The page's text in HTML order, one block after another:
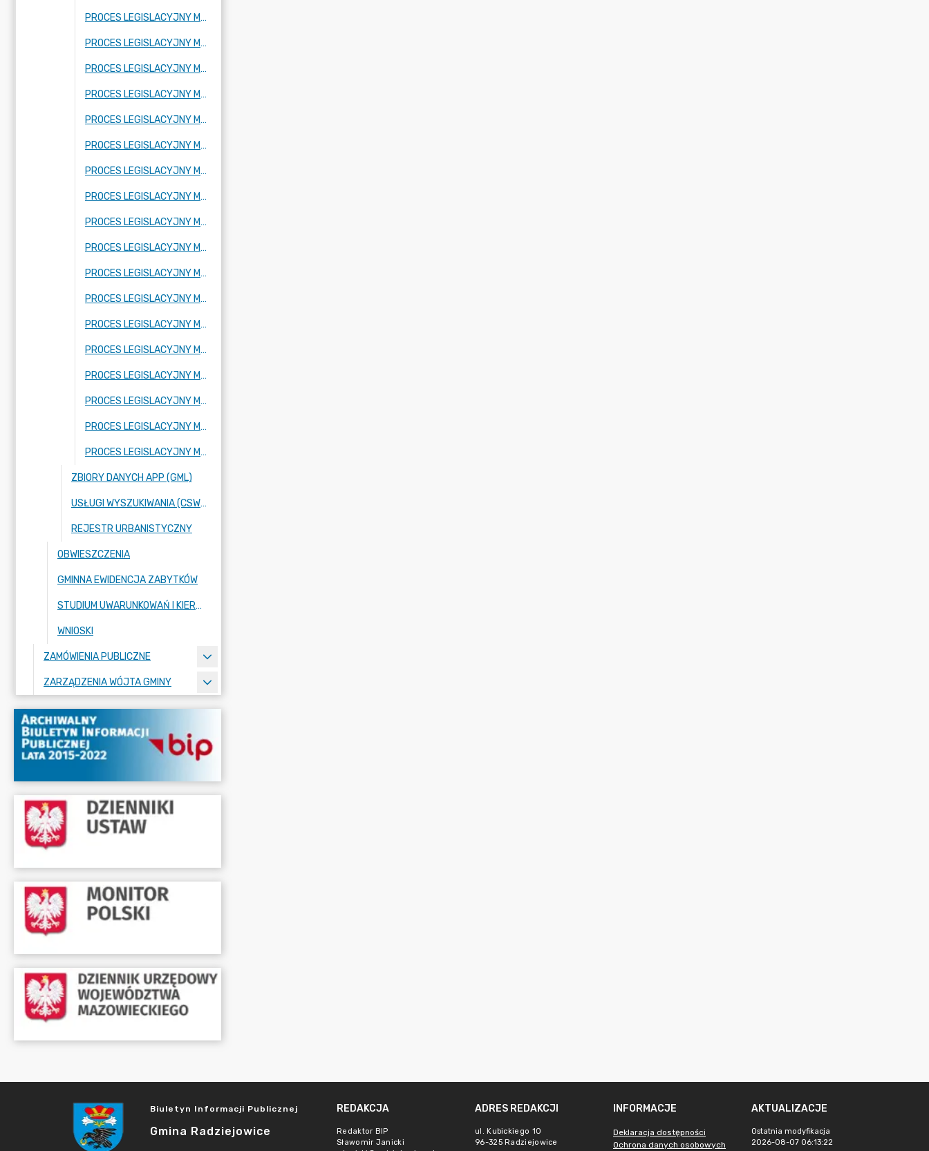
PROCES LEGISLACYJNY MPZP OBEJMUJĄCY FRAGMENT MIEJSCOWOŚCI RADZIEJOWICE PARCEL
PROCES LEGISLACYJNY MPZP OBEJMUJĄCY FRAGMENT MIEJSCOWOŚCI BUDY MSZCZONOWSKIE
PROCES LEGISLACYJNY MPZP OBEJMUJĄCY FRAGMENT MIEJSCOWOŚCI KRZE DUŻE
PROCES LEGISLACYJNY MPZP OBEJMUJĄCY FRAGMENT MIEJSCOWOŚCI RADZIEJOWICE, FRAGMENTY MIEJSCOWOŚCI RADZIEJOWICE-PARCEL ORAZ FRAGMENTY MIEJSCOWOŚCI ZBOISKA
PROCES LEGISLACYJNY MPZP OBEJMUJĄCY FRAGMENT MIEJSCOWOŚCI SŁABOMIERZ, FRAGMENT MIEJSCOWOŚCI BUDY MSZCZONOWSKIE, FRAGMENT MIEJSCOWOŚCI KRZYŻÓWKA ORAZ FRAGMENT MIEJSCOWOŚCI ZAZDROŚĆ
PROCES LEGISLACYJNY MPZP OBEJMUJĄCY FRAGMENT MIEJSCOWOŚCI KRZE DUŻE
PROCES LEGISLACYJNY MPZP OBEJMUJĄCY FRAGMENT MIEJSCOWOŚCI ADAMÓW-WIEŚ ORAZ FRAGMENT MIEJSCOWOŚCI KUKLÓWKA RADZIEJOWICKA
PROCES LEGISLACYJNY MPZP OBEJMUJĄCY FRAGMENT MIEJSCOWOŚCI CHROBOTY
PROCES LEGISLACYJNY MPZP OBEJMUJĄCY FRAGMENT MIEJSCOWOŚCI KORYTÓW
PROCES LEGISLACYJNY MPZP OBEJMUJĄCY FRAGMENT MIEJSCOWOŚCI ADAMÓW-PARCEL ORAZ FRAGMENT MIEJSCOWOŚCI BUDY JÓZEFOWSKIE
PROCES LEGISLACYJNY MPZP OBEJMUJĄCY FRAGMENT MIEJSCOWOŚCI RADZIEJOWICE
PROCES LEGISLACYJNY MPZP OBEJMUJĄCY FRAGMENT MIEJSCOWOŚCI KRZYŻÓWKA
PROCES LEGISLACYJNY MPZP OBEJMUJĄCY FRAGMENT MIEJSCOWOŚCI BENENARD
PROCES LEGISLACYJNY MPZP OBEJMUJĄCY FRAGMENT MIEJSCOWOŚCI KORYTÓW A
PROCES LEGISLACYJNY MPZP OBEJMUJĄCY FRAGMENT MIEJSCOWOŚCI FRAGMENT MIEJSCOWOŚCI KURANÓW
PROCES LEGISLACYJNY MPZP OBEJMUJĄCY FRAGMENT MIEJSCOWOŚCI NOWE BUDY ORAZ FRAGMENT MIEJSCOWOŚCI BUDY JÓZEFOWSKIE
PROCES LEGISLACYJNY MPZP OBEJMUJĄCY FRAGMENTY MIEJSCOWOŚCI: KUKLÓWKA ZARZECZNA ORAZ BUDY JÓZEFOWSKIE
PROCES LEGISLACYJNY MPZP OBEJMUJĄCY FRAGMENT MIEJSCOWOŚCI NOWE BUDY
ZBIORY DANYCH APP (GML)
USŁUGI WYSZUKIWANIA (CSW), PRZEGLĄDANIA (WMS) ORAZ POBIERANIA (WFS),
REJESTR URBANISTYCZNY
OBWIESZCZENIA
GMINNA EWIDENCJA ZABYTKÓW
STUDIUM UWARUNKOWAŃ I KIERUNKÓW ZAGOSPODAROWANIA PRZESTRZENNEGO
WNIOSKI
ZAMÓWIENIA PUBLICZNE
ZARZĄDZENIA WÓJTA GMINY
Biuletyn Informacji Publicznej
Gmina Radziejowice
REDAKCJA
Redaktor BIP
Sławomir Janicki
ADRES REDAKCJI
ul. Kubickiego 10
96-325 Radziejowice
INFORMACJE
Deklaracja dostępności
Ochrona danych osobowych
AKTUALIZACJE
Ostatnia modyfikacja
2026-08-07 06:13:22